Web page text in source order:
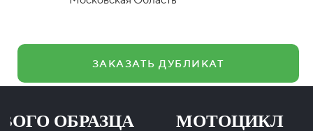
ЗАКАЗАТЬ ДУБЛИКАТ
ОБРАЗЦА МОТОЦИКЛ